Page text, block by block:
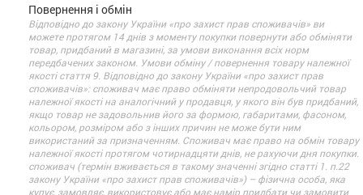
Повернення і обмін
Відповідно до закону України «про захист прав споживачів» ви
можете протягом 14 днів з моменту покупки повернути або обміняти
товар, придбаний в магазині, за умови виконання всіх норм
передбачених законом. Умови обміну / повернення товару належної
якості стаття 9. Відповідно до закону України «про захист прав
споживачів»: споживач має право обміняти непродовольчий товар
належної якості на аналогічний у продавця, у якого він був придбаний,
якщо товар не задовольнив його за формою, габаритами, фасоном,
кольором, розміром або з інших причин не може бути ним
використаний за призначенням. Споживач має право на обмін товару
належної якості протягом чотирнадцяти днів, не рахуючи дня покупки.
споживач (термін вживається в такому значенні згідно статті 1. п.22
закону України «про захист прав споживачів») – фізична особа, яка
купує, замовляє, використовує або має намір придбати чи замовити